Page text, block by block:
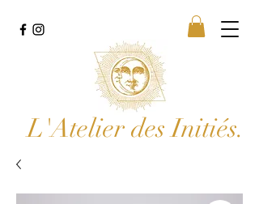
L'Atelier des Initiés.